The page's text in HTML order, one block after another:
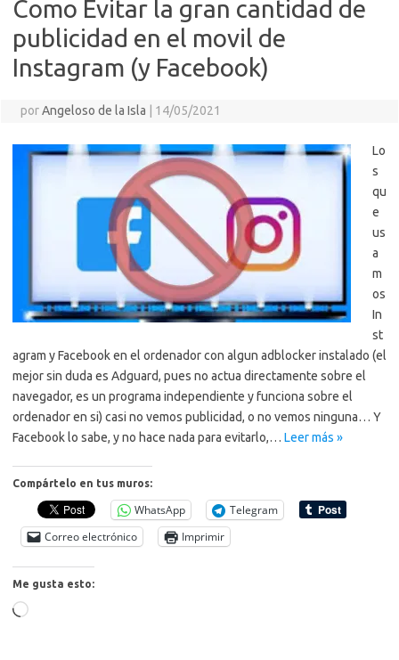
r
Como Evitar la gran cantidad de
publicidad en el movil de
Instagram (y Facebook)
porAngeloso de la Isla | 14/05/2021
Lo
s
qu
e
us
a
m
os
In
st
agram y Facebook en el ordenador con algun adblocker instalado (el
mejor sin duda es Adguard, pues no actua directamente sobre el
navegador, es un programa independiente y funciona sobre el
ordenador en si) casi no vemos publicidad, o no vemos ninguna… Y
Facebook lo sabe, y no hace nada para evitarlo,… Leer más »
Compártelo en tus muros:
WhatsApp
Telegram
Correo electrónico
Imprimir
Me gusta esto:
Cargando...